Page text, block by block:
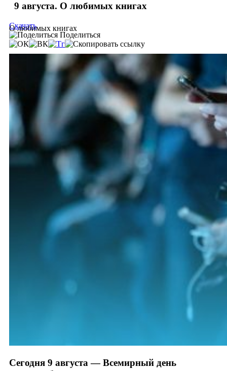
9 августа. О любимых книгах
О любимых книгах
Скачать
Поделиться
Сегодня 9 августа — Всемирный день